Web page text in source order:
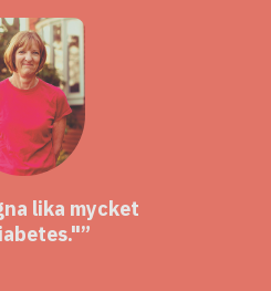
lika mycket